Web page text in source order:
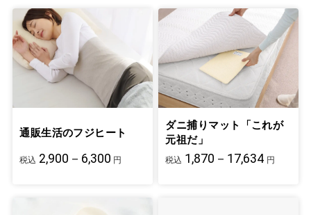
通販生活のフジヒート
税込 2,900－6,300 円
ダニ捕りマット「これが
元祖だ」
税込 1,870－17,634 円